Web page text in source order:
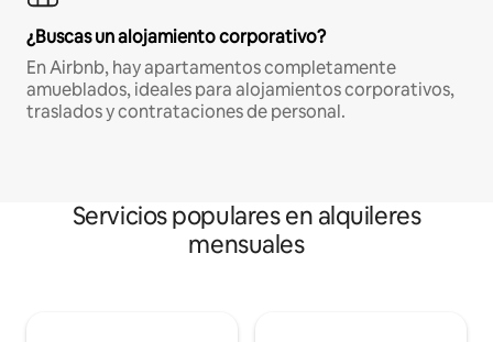
¿Buscas un alojamiento corporativo?
En Airbnb, hay apartamentos completamente
amueblados, ideales para alojamientos corporativos,
traslados y contrataciones de personal.
Servicios populares en alquileres
mensuales